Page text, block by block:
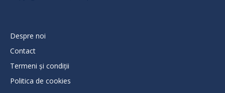
Despre noi
Contact
Termeni și condiții
Politica de cookies